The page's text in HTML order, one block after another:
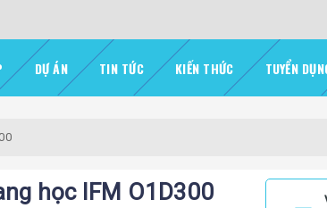
DỰ ÁN TIN TỨC KIẾN THỨC TUYỂN
học IFM O1D300